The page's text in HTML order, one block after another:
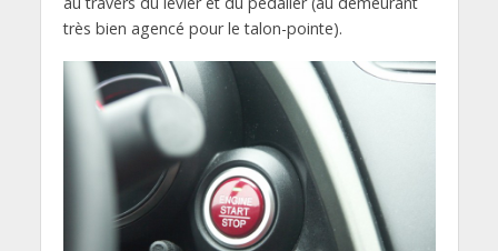
très bien agencé pour le talon-pointe).